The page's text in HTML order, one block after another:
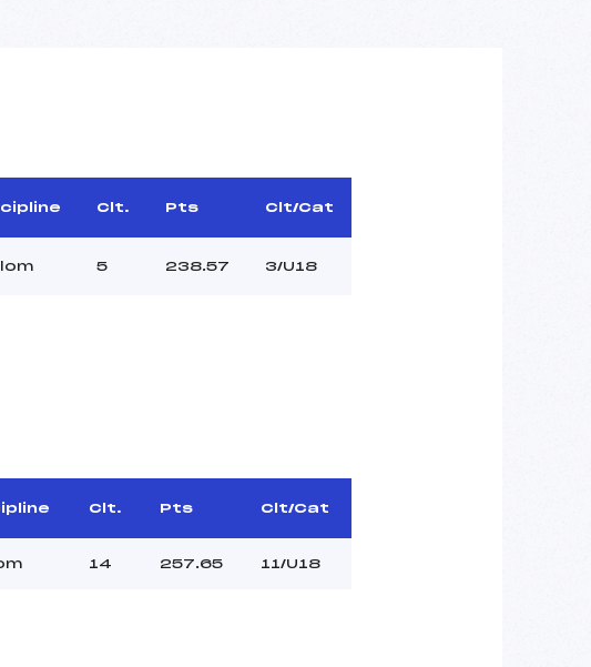
Clt. Pts Clt/Cat
5 238.57 3/U18
Clt. Pts Clt/Cat
14 257.65 11/U18